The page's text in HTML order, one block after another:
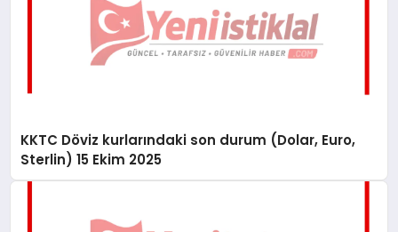
KKTC Döviz kurlarındaki son durum (Dolar, Euro,
Sterlin) 15 Ekim 2025